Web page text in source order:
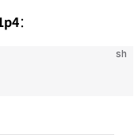
：
sh